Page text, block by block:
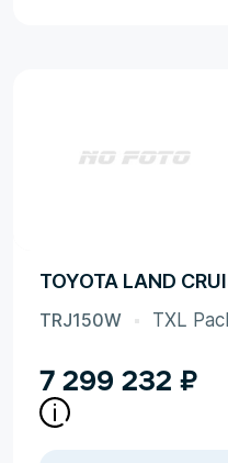
TOYOTA LAND
TRJ150W TXL
7 299 232 ₽